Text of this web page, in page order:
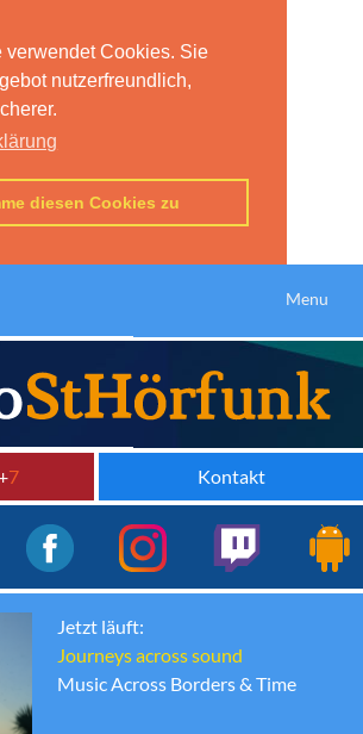
verwendet Cookies. Sie
nutzerfreundlich,
diesen Cookies zu
Menu
7 Kontakt
Jetzt läuft:
Journeys across sound
Music Across Borders & Time